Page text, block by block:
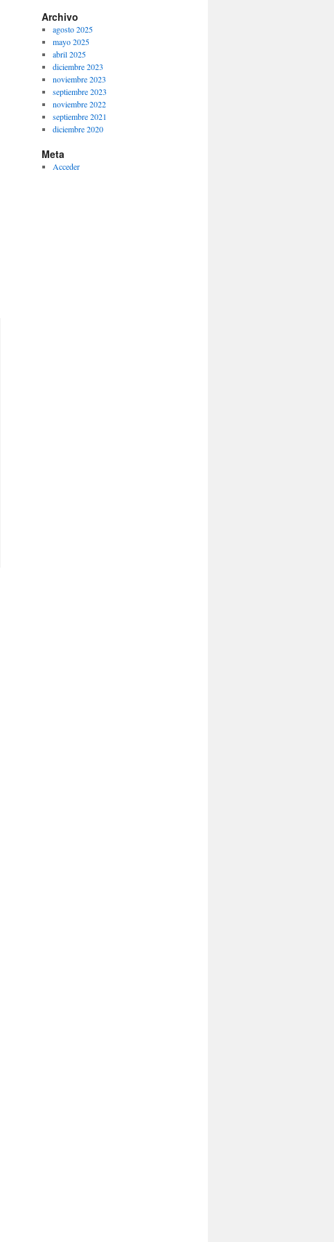
Archivo
agosto 2025
mayo 2025
abril 2025
diciembre 2023
noviembre 2023
septiembre 2023
noviembre 2022
septiembre 2021
diciembre 2020
Meta
Acceder